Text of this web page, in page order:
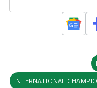
INTERNATIONAL